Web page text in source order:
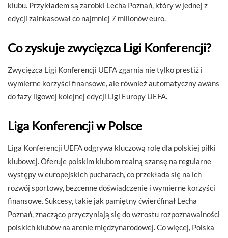
klubu. Przykładem są zarobki Lecha Poznań, który w jednej z
edycji zainkasował co najmniej 7 milionów euro.
Co zyskuje zwycięzca Ligi Konferencji?
Zwycięzca Ligi Konferencji UEFA zgarnia nie tylko prestiż i
wymierne korzyści finansowe, ale również automatyczny awans
do fazy ligowej kolejnej edycji Ligi Europy UEFA.
Liga Konferencji w Polsce
Liga Konferencji UEFA odgrywa kluczową rolę dla polskiej piłki
klubowej. Oferuje polskim klubom realną szansę na regularne
występy w europejskich pucharach, co przekłada się na ich
rozwój sportowy, bezcenne doświadczenie i wymierne korzyści
finansowe. Sukcesy, takie jak pamiętny ćwierćfinał Lecha
Poznań, znacząco przyczyniają się do wzrostu rozpoznawalności
polskich klubów na arenie międzynarodowej. Co więcej, Polska